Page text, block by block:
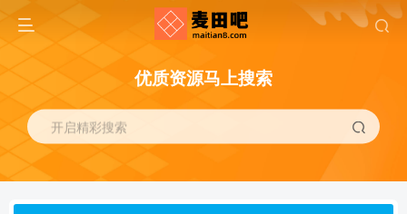
优质资源马上搜索
开启精彩搜索